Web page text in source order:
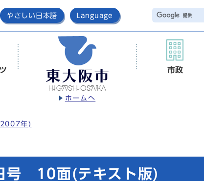
やさしい日本語 Language
ホームへ
市政
年)
号 10面(テキスト版)